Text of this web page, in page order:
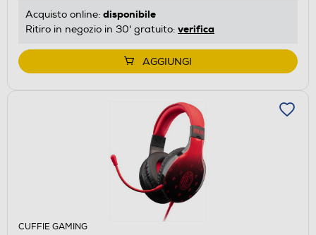
Acquisto online: disponibile
Ritiro in negozio in 30' gratuito: verifica
AGGIUNGI
CUFFIE GAMING